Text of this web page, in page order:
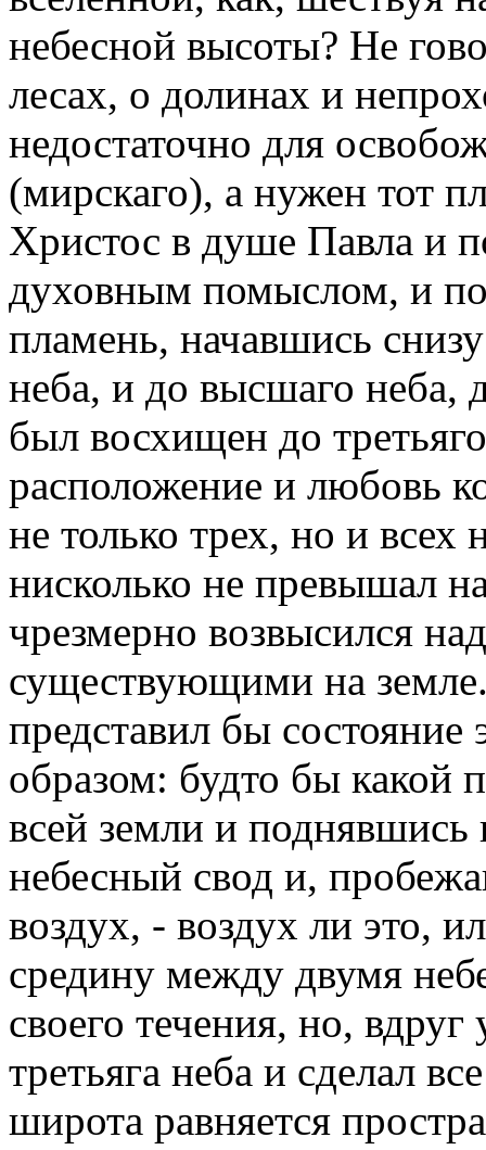
небесной высоты? Не
лесах, о долинах и
недостаточно для
(мирскаго), а нужен тот
Христос в душе Павла и
духовным помыслом, и
пламень, начавшись
неба, и до высшаго неба,
был восхищен до
расположение и любовь
не только трех, но и
нисколько не превышал
чрезмерно возвысился
существующими на
представил бы состояние
образом: будто бы какой
всей земли и поднявшись
небесный свод и,
воздух, - воздух ли это,
средину между двумя
своего течения, но,
третьяга неба и сделал
широта равняется